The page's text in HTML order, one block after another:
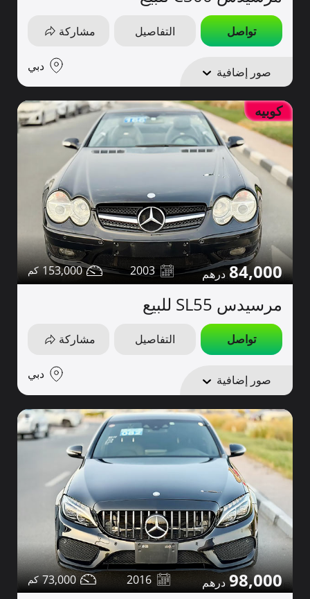
تواصل التفاصيل مشاركة
صور إضافية دبي
كوبيه
84,000
2003
153,000
مرسيدس SL55 للبيع
تواصل التفاصيل مشاركة
صور إضافية دبي
98,000
2016
73,000